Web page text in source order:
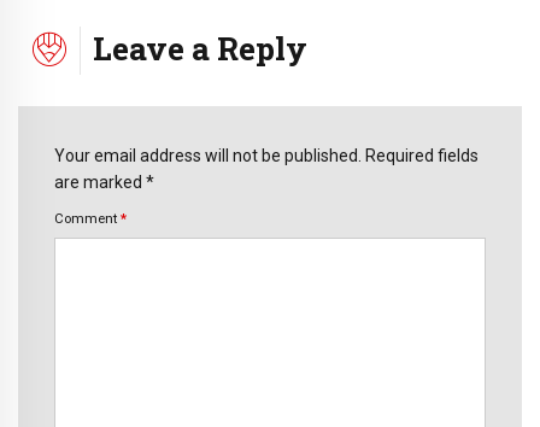
Leave a Reply
Your email address will not be published. Required fields
are marked *
Comment *